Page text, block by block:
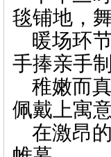
毯铺地，
暖场环
手捧亲手
稚嫩而
佩戴上寓
在激昂